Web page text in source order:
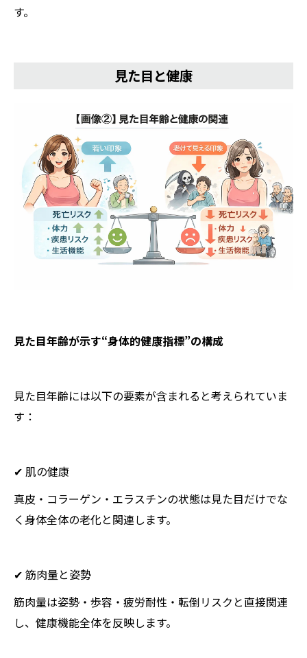
す。
見た目と健康
見た目年齢が示す“身体的健康指標”の構成
見た目年齢には以下の要素が含まれると考えられていま
す：
✔ 肌の健康
真皮・コラーゲン・エラスチンの状態は見た目だけでな
く身体全体の老化と関連します。
✔ 筋肉量と姿勢
筋肉量は姿勢・歩容・疲労耐性・転倒リスクと直接関連
し、健康機能全体を反映します。